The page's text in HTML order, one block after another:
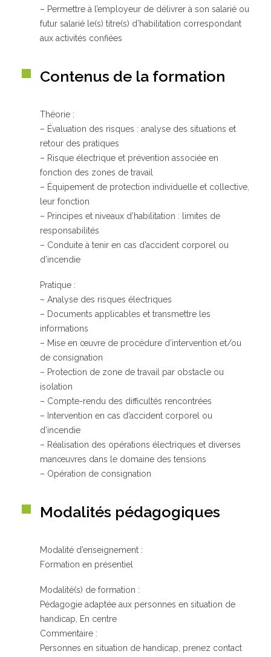
– Permettre à l’employeur de délivrer à son salarié ou
futur salarié le(s) titre(s) d’habilitation correspondant
aux activités confiées
Contenus de la formation
Théorie :
– Évaluation des risques : analyse des situations et
retour des pratiques
– Risque électrique et prévention associée en
fonction des zones de travail
– Équipement de protection individuelle et collective,
leur fonction
– Principes et niveaux d’habilitation : limites de
responsabilités
– Conduite à tenir en cas d’accident corporel ou
d’incendie
Pratique :
– Analyse des risques électriques
– Documents applicables et transmettre les
informations
– Mise en œuvre de procédure d’intervention et/ou
de consignation
– Protection de zone de travail par obstacle ou
isolation
– Compte-rendu des difficultés rencontrées
– Intervention en cas d’accident corporel ou
d’incendie
– Réalisation des opérations électriques et diverses
manœuvres dans le domaine des tensions
– Opération de consignation
Modalités pédagogiques
Modalité d’enseignement :
Formation en présentiel
Modalité(s) de formation :
Pédagogie adaptée aux personnes en situation de
handicap, En centre
Commentaire :
Personnes en situation de handicap, prenez contact